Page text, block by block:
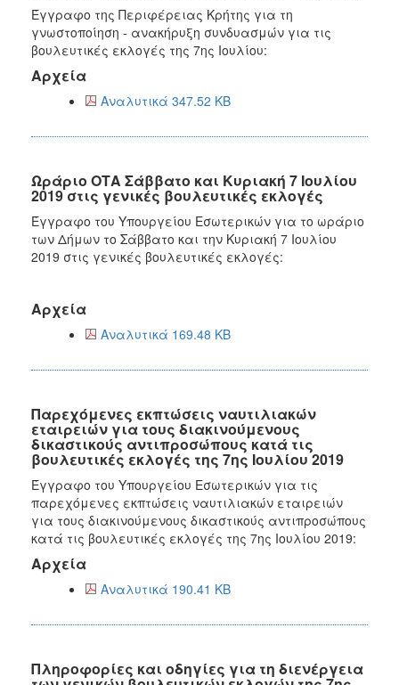
Έγγραφο της Περιφέρειας Κρήτης για τη
γνωστοποίηση - ανακήρυξη συνδυασμών για τις
βουλευτικές εκλογές της 7ης Ιουλίου:
Αρχεία
Αναλυτικά 347.52 KB
Ωράριο ΟΤΑ Σάββατο και Κυριακή 7 Ιουλίου
2019 στις γενικές βουλευτικές εκλογές
Έγγραφο του Υπουργείου Εσωτερικών για το ωράριο
των Δήμων το Σάββατο και την Κυριακή 7 Ιουλίου
2019 στις γενικές βουλευτικές εκλογές:
Αρχεία
Αναλυτικά 169.48 KB
Παρεχόμενες εκπτώσεις ναυτιλιακών
εταιρειών για τους διακινούμενους
δικαστικούς αντιπροσώπους κατά τις
βουλευτικές εκλογές της 7ης Ιουλίου 2019
Έγγραφο του Υπουργείου Εσωτερικών για τις
παρεχόμενες εκπτώσεις ναυτιλιακών εταιρειών
για τους διακινούμενους δικαστικούς αντιπροσώπους
κατά τις βουλευτικές εκλογές της 7ης Ιουλίου 2019:
Αρχεία
Αναλυτικά 190.41 KB
Πληροφορίες και οδηγίες για τη διενέργεια